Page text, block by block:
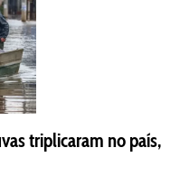
triplicaram no país,